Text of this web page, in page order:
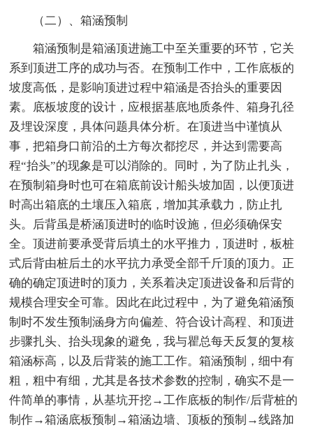
（二）、箱涵预制
箱涵预制是箱涵顶进施工中至关重要的环节，它关
系到顶进工序的成功与否。在预制工作中，工作底板的
坡度高低，是影响顶进过程中箱涵是否抬头的重要因
素。底板坡度的设计，应根据基底地质条件、箱身孔径
及埋设深度，具体问题具体分析。在顶进当中谨慎从
事，把箱身口前沿的土方每次都挖尽，并达到需要高
程“抬头”的现象是可以消除的。同时，为了防止扎头，
在预制箱身时也可在箱底前设计船头坡加固，以便顶进
时高出箱底的土壤压入箱底，增加其承载力，防止扎
头。后背虽是桥涵顶进时的临时设施，但必须确保安
全。顶进前要承受背后填土的水平推力，顶进时，板桩
式后背由桩后土的水平抗力承受全部千斤顶的顶力。正
确的确定顶进时的顶力，关系着决定顶进设备和后背的
规模合理安全可靠。因此在此过程中，为了避免箱涵预
制时不发生预制涵身方向偏差、符合设计高程、和顶进
步骤扎头、抬头现象的避免，我与瞿总每天反复的复核
箱涵标高，以及后背装的施工工作。箱涵预制，细中有
粗，粗中有细，尤其是各技术参数的控制，确实不是一
件简单的事情，从基坑开挖→工作底板的制作/后背桩的
制作→箱涵底板预制→箱涵边墙、顶板的预制→线路加